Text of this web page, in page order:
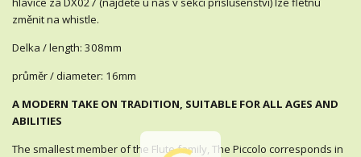
změnit na whistle.
Delka / length: 308mm
průměr / diameter: 16mm
A MODERN TAKE ON TRADITION, SUITABLE FOR ALL AGES AND
ABILITIES
The smallest member of the Flute family, The Piccolo corresponds in